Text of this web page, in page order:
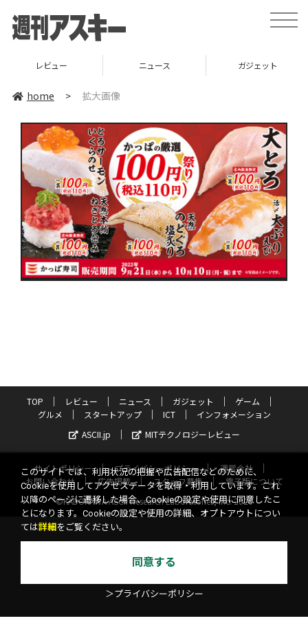
toggle
レビュー ニュース ガジェット
home > 拡大画像
TOP レビュー ニュース ガジェット
ゲーム
グルメ
スタートアップ ICT
インフォメーション
ASCII.jp
MITテクノロジーレビュー
サイトポリシー プライバシーポリシー
運営会社
お問い合わせ
広告掲載 スタッフ募集
電子版について
©KADOKAWA ASCII Research Laboratories, Inc. 2026
このサイトでは、利用状況の把握や広告配信などのために、
Cookieを使用してアクセスデータを取得・利用しています。これ
以降のページに遷移した場合、Cookieの設定や使用に同意したこ
とになります。Cookieの設定や使用の詳細、オプトアウトについ
ては詳細 をご覧ください。
同意する
＞プライバシーポリシー